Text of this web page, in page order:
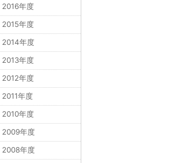
2016年度
2015年度
2014年度
2013年度
2012年度
2011年度
2010年度
2009年度
2008年度